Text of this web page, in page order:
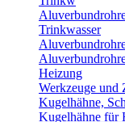
Trinkwasser
Heizung
Werkzeuge und
Kugelhähne,
Kugelhähne für